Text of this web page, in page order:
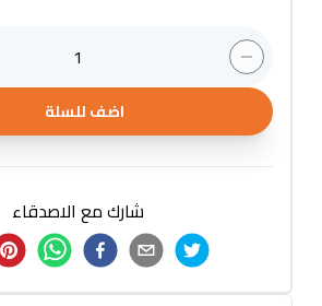
1
اضف للسلة
شارك مع الاصدقاء